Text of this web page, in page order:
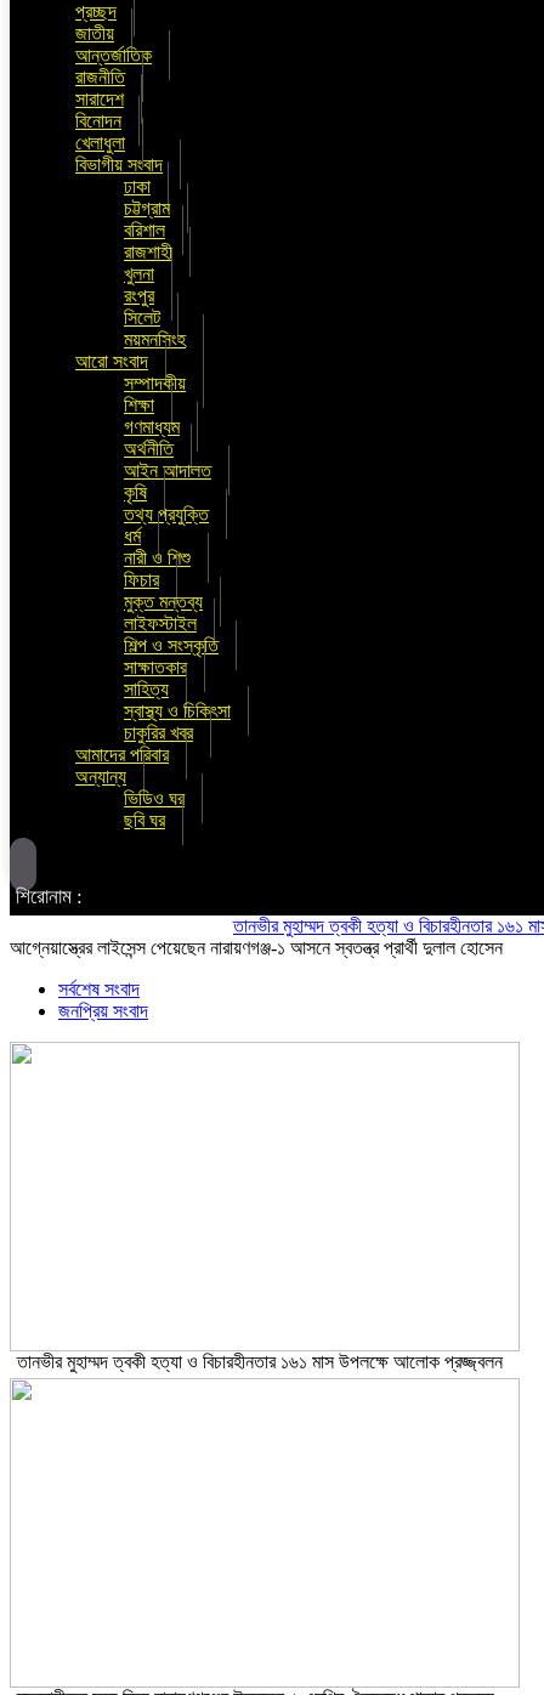
প্রচ্ছদ
জাতীয়
আন্তর্জাতিক
রাজনীতি
সারাদেশ
বিনোদন
খেলাধুলা
বিভাগীয় সংবাদ
ঢাকা
চট্টগ্রাম
বরিশাল
রাজশাহী
খুলনা
রংপুর
সিলেট
ময়মনসিংহ
আরো সংবাদ
সম্পাদকীয়
শিক্ষা
গণমাধ্যম
অর্থনীতি
আইন আদালত
কৃষি
তথ্য প্রযুক্তি
ধর্ম
নারী ও শিশু
ফিচার
মুক্ত মন্তব্য
লাইফস্টাইল
শিল্প ও সংস্কৃতি
সাক্ষাতকার
সাহিত্য
স্বাস্থ্য ও চিকিৎসা
চাকুরির খবর
আমাদের পরিবার
অন্যান্য
ভিডিও ঘর
ছবি ঘর
শিরোনাম :
তানভীর মুহাম্মদ ত্বকী হত্যা ও বিচারহীনতার ১৬১ মাস
আগ্নেয়াস্ত্রের লাইসেন্স পেয়েছেন নারায়ণগঞ্জ-১ আসনে স্বতন্ত্র প্রার্থী দুলাল হোসেন
সর্বশেষ সংবাদ
জনপ্রিয় সংবাদ
তানভীর মুহাম্মদ ত্বকী হত্যা ও বিচারহীনতার ১৬১ মাস উপলক্ষে আলোক প্রজ্জ্বলন